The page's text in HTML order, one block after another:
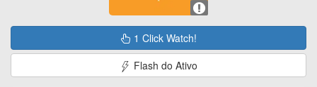
1 Click Watch!
Flash do Ativo